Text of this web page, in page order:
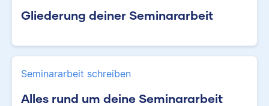
Gliederung deiner Seminararbeit
Seminararbeit schreiben
Alles rund um deine Seminararbeit